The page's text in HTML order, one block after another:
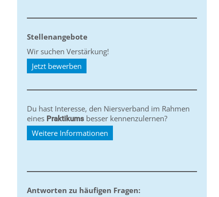
Stellenangebote
Wir suchen Verstärkung!
Jetzt bewerben
Du hast Interesse, den Niersverband im Rahmen
eines Praktikums besser kennenzulernen?
Weitere Informationen
Antworten zu häufigen Fragen: